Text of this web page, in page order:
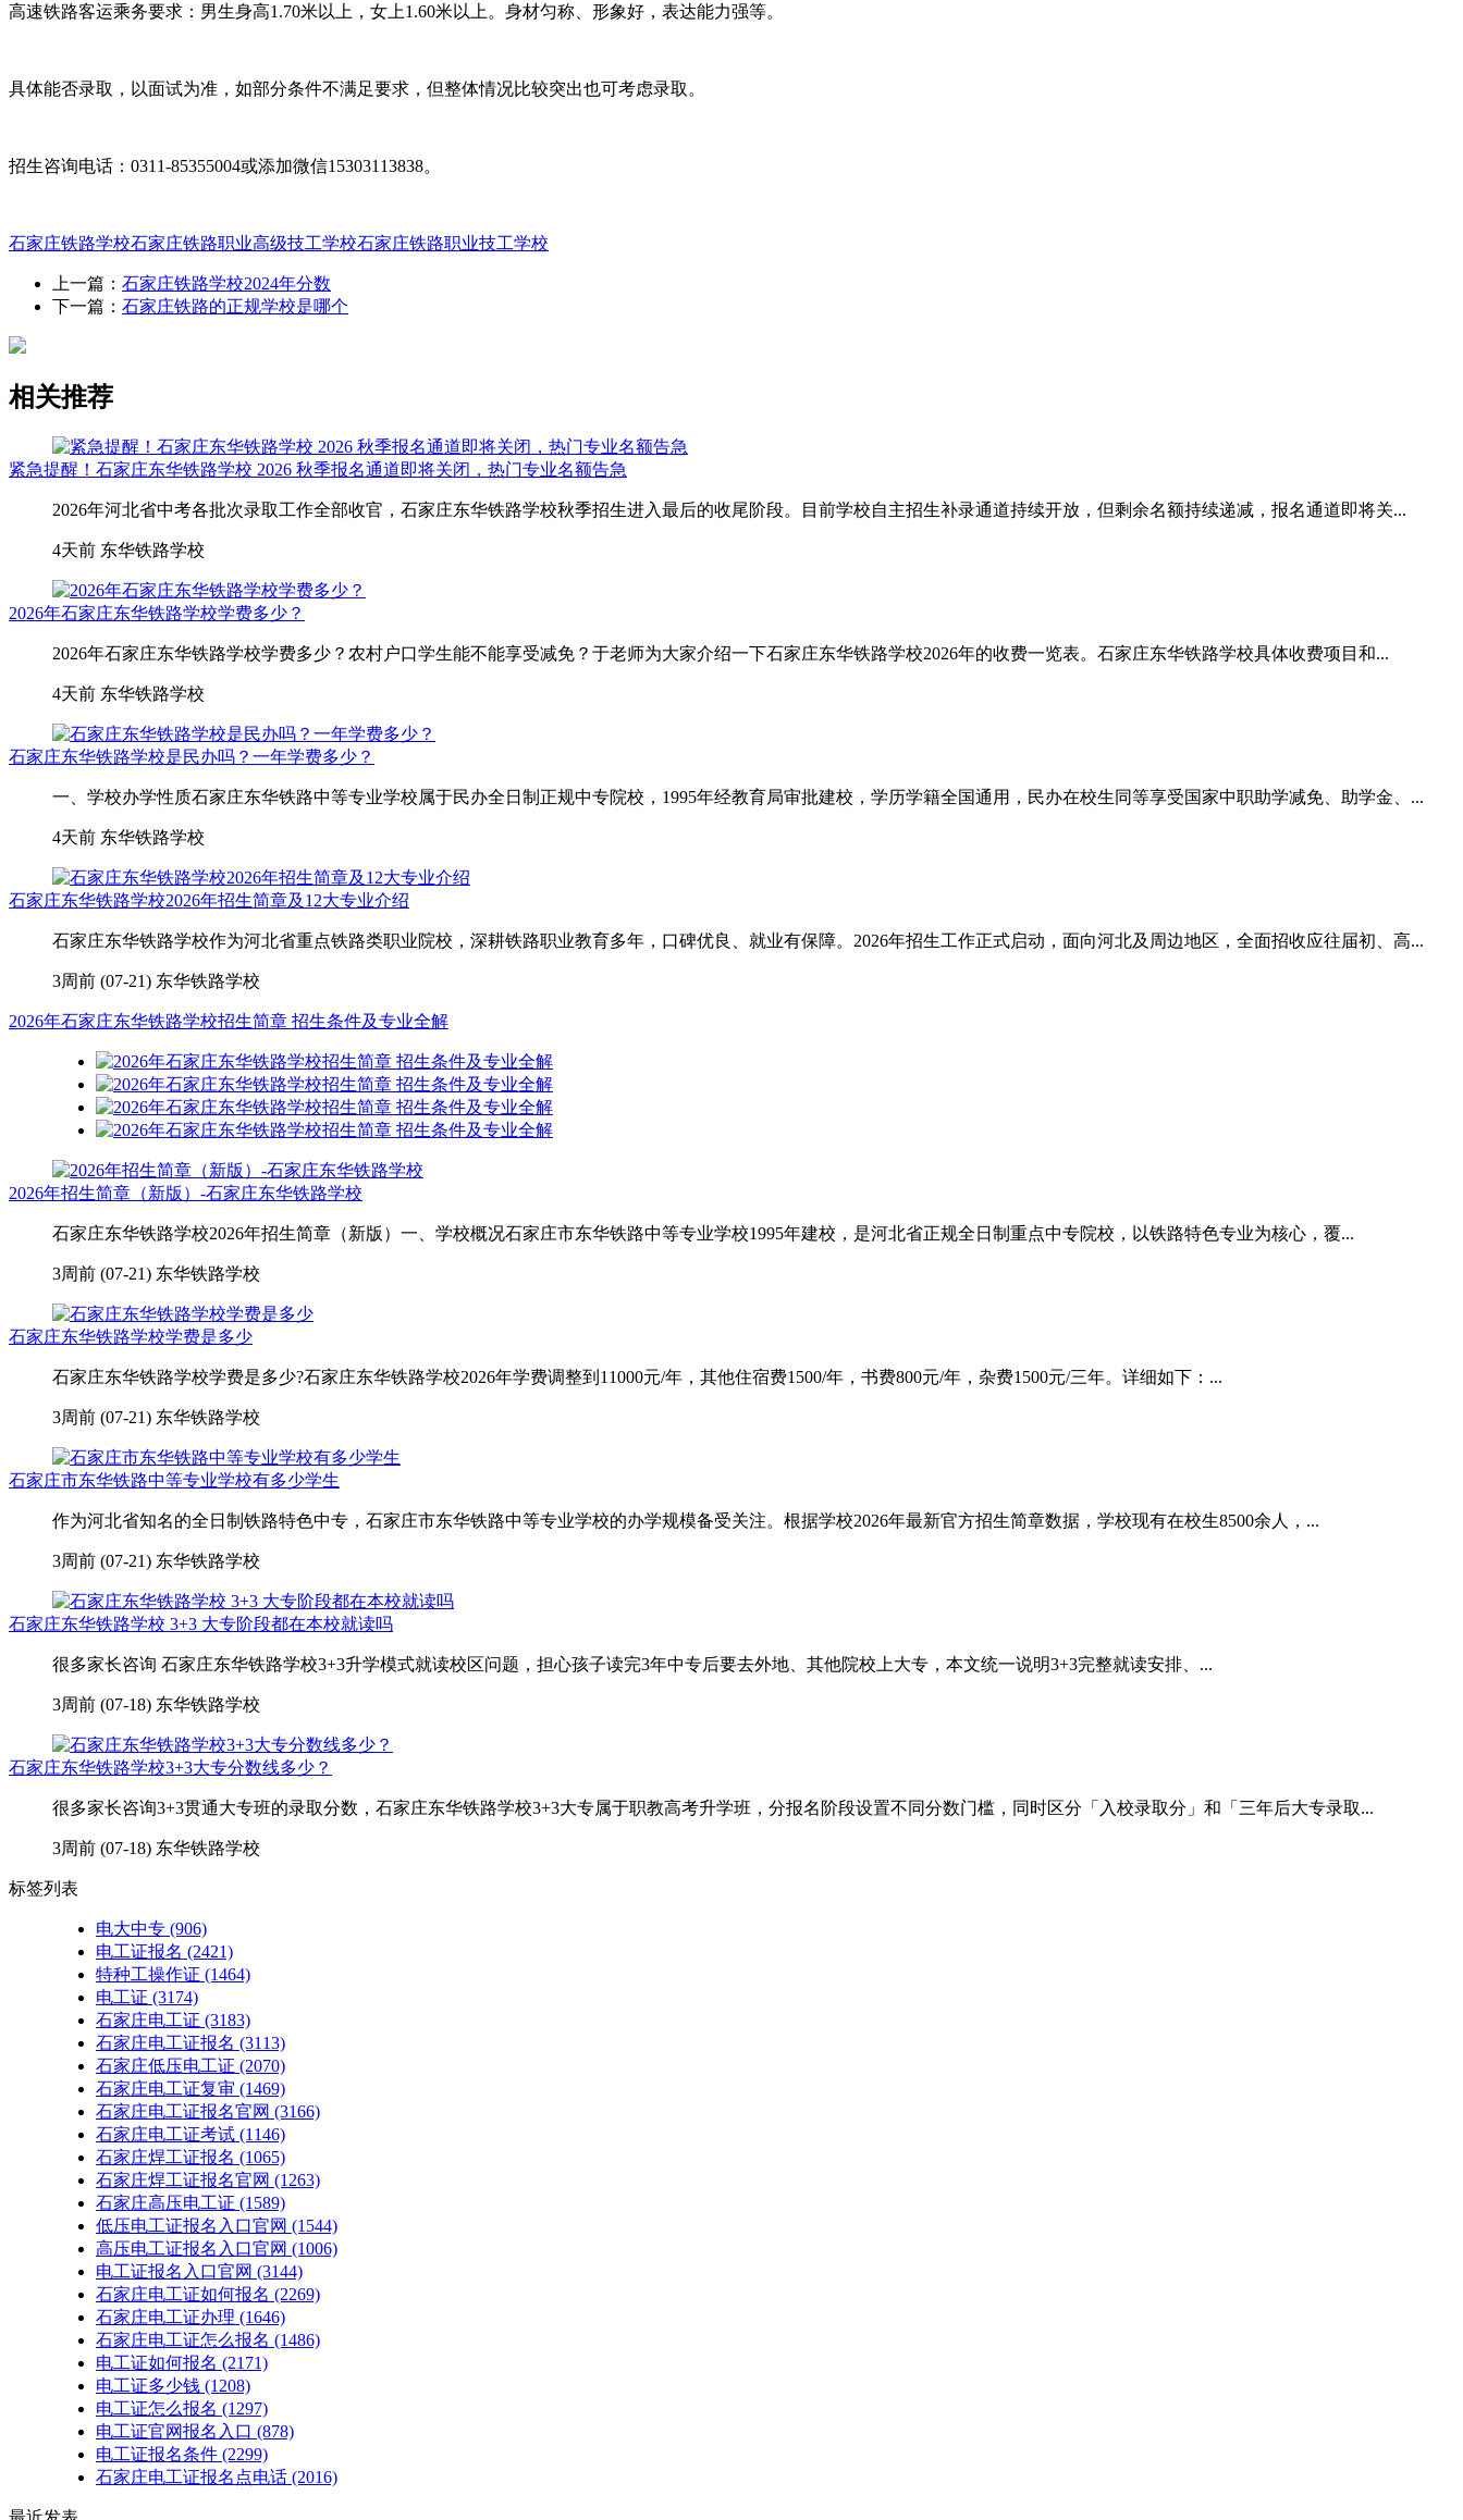
高速铁路客运乘务要求：男生身高1.70米以上，女上1.60米以上。身材匀称、形象好，表达能力强等。
具体能否录取，以面试为准，如部分条件不满足要求，但整体情况比较突出也可考虑录取。
招生咨询电话：0311-85355004或添加微信15303113838。
石家庄铁路学校石家庄铁路职业高级技工学校石家庄铁路职业技工学校
上一篇： 石家庄铁路学校2024年分数
下一篇： 石家庄铁路的正规学校是哪个
相关推荐
紧急提醒！石家庄东华铁路学校 2026 秋季报名通道即将关闭，热门专业名额告急
2026年河北省中考各批次录取工作全部收官，石家庄东华铁路学校秋季招生进入最后的收尾阶段。目前学校自主招生补录通道持续开放，但剩余名额持续递减，报名通道即将关...
4天前 东华铁路学校
2026年石家庄东华铁路学校学费多少？
2026年石家庄东华铁路学校学费多少？农村户口学生能不能享受减免？于老师为大家介绍一下石家庄东华铁路学校2026年的收费一览表。石家庄东华铁路学校具体收费项目和...
4天前 东华铁路学校
石家庄东华铁路学校是民办吗？一年学费多少？
一、学校办学性质石家庄东华铁路中等专业学校属于民办全日制正规中专院校，1995年经教育局审批建校，学历学籍全国通用，民办在校生同等享受国家中职助学减免、助学金、...
4天前 东华铁路学校
石家庄东华铁路学校2026年招生简章及12大专业介绍
石家庄东华铁路学校作为河北省重点铁路类职业院校，深耕铁路职业教育多年，口碑优良、就业有保障。2026年招生工作正式启动，面向河北及周边地区，全面招收应往届初、高...
3周前 (07-21) 东华铁路学校
2026年石家庄东华铁路学校招生简章 招生条件及专业全解
2026年招生简章（新版）-石家庄东华铁路学校
石家庄东华铁路学校2026年招生简章（新版）一、学校概况石家庄市东华铁路中等专业学校1995年建校，是河北省正规全日制重点中专院校，以铁路特色专业为核心，覆...
3周前 (07-21) 东华铁路学校
石家庄东华铁路学校学费是多少
石家庄东华铁路学校学费是多少?石家庄东华铁路学校2026年学费调整到11000元/年，其他住宿费1500/年，书费800元/年，杂费1500元/三年。详细如下：...
3周前 (07-21) 东华铁路学校
石家庄市东华铁路中等专业学校有多少学生
作为河北省知名的全日制铁路特色中专，石家庄市东华铁路中等专业学校的办学规模备受关注。根据学校2026年最新官方招生简章数据，学校现有在校生8500余人，...
3周前 (07-21) 东华铁路学校
石家庄东华铁路学校 3+3 大专阶段都在本校就读吗
很多家长咨询 石家庄东华铁路学校3+3升学模式就读校区问题，担心孩子读完3年中专后要去外地、其他院校上大专，本文统一说明3+3完整就读安排、...
3周前 (07-18) 东华铁路学校
石家庄东华铁路学校3+3大专分数线多少？
很多家长咨询3+3贯通大专班的录取分数，石家庄东华铁路学校3+3大专属于职教高考升学班，分报名阶段设置不同分数门槛，同时区分「入校录取分」和「三年后大专录取...
3周前 (07-18) 东华铁路学校
标签列表
电大中专 (906)
电工证报名 (2421)
特种工操作证 (1464)
电工证 (3174)
石家庄电工证 (3183)
石家庄电工证报名 (3113)
石家庄低压电工证 (2070)
石家庄电工证复审 (1469)
石家庄电工证报名官网 (3166)
石家庄电工证考试 (1146)
石家庄焊工证报名 (1065)
石家庄焊工证报名官网 (1263)
石家庄高压电工证 (1589)
低压电工证报名入口官网 (1544)
高压电工证报名入口官网 (1006)
电工证报名入口官网 (3144)
石家庄电工证如何报名 (2269)
石家庄电工证办理 (1646)
石家庄电工证怎么报名 (1486)
电工证如何报名 (2171)
电工证多少钱 (1208)
电工证怎么报名 (1297)
电工证官网报名入口 (878)
电工证报名条件 (2299)
石家庄电工证报名点电话 (2016)